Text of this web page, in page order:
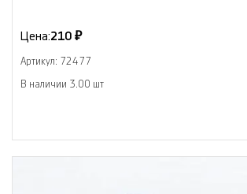
Цена:210 ₽
Артикул: 72477
В наличии 3.00 шт